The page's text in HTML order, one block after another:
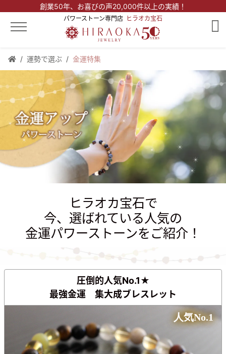
創業50年、 お喜びの声20,000件以上の実績！
パワーストーン専門店 ヒラオカ宝石
運勢で選ぶ 金運特集
ヒラオカ宝石で
今、選ばれている人気の
金運パワーストーンをご紹介！
圧倒的人気No.1★
最強金運 集大成ブレスレット
人気No.1